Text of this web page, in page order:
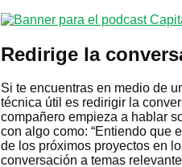
Redirige la
Si te encuentras en medio de
técnica útil es redirigir la
compañero empieza a hablar
con algo como: “Entiendo que
de los próximos proyectos en
conversación a temas